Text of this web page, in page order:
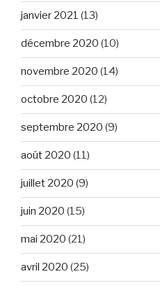
janvier 2021 (13)
décembre 2020 (10)
novembre 2020 (14)
octobre 2020 (12)
septembre 2020 (9)
août 2020 (11)
juillet 2020 (9)
juin 2020 (15)
mai 2020 (21)
avril 2020 (25)